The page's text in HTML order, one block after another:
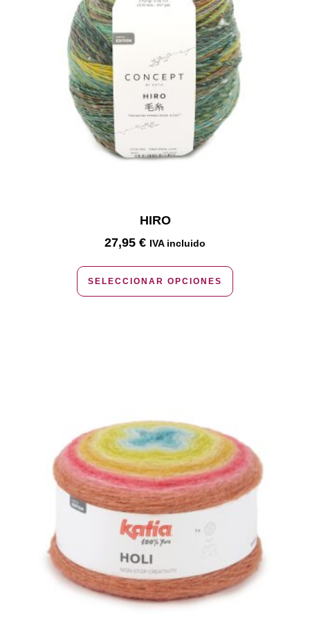
HIRO
27,95 € IVA incluido
SELECCIONAR OPCIONES